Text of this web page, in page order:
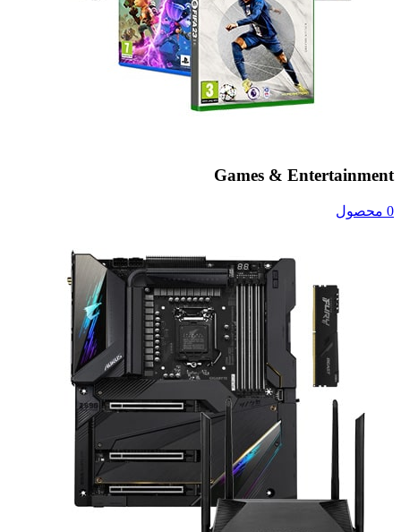
Games & Entertainment
0 محصول